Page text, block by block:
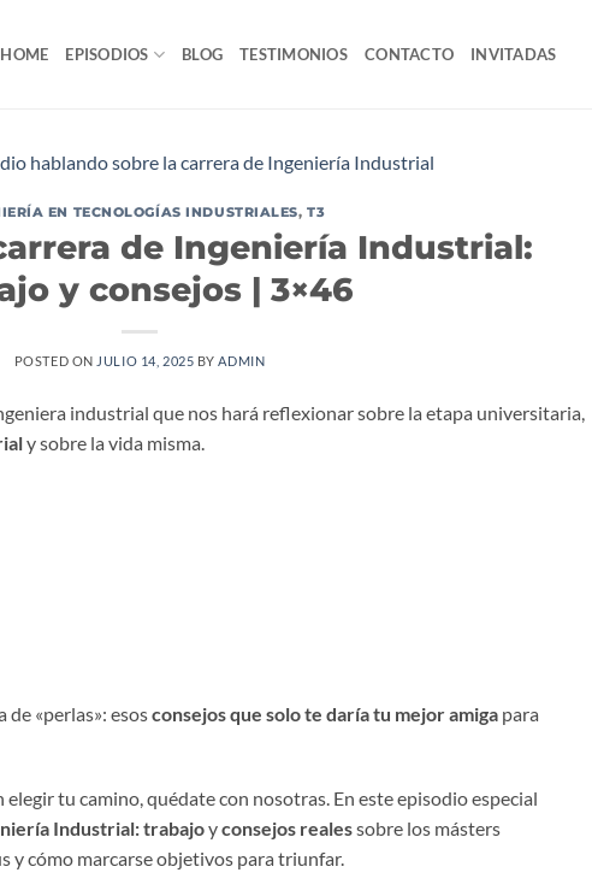
HOME EPISODIOS BLOG TESTIMONIOS CONTACTO INVITADAS
EN TECNOLOGÍAS INDUSTRIALES,T3
de Ingeniería Industrial:
y consejos | 3×46
POSTED ON JULIO 14, 2025 BYADMIN
industrial que nos hará reflexionar sobre la etapa universitaria,
y sobre la vida misma.
de «perlas»: esosconsejos que solo te daría tu mejor amiga para
tu camino, quédate con nosotras. En este episodio especial
Industrial: trabajoyconsejos realessobre los másters
y cómo marcarse objetivos para triunfar.